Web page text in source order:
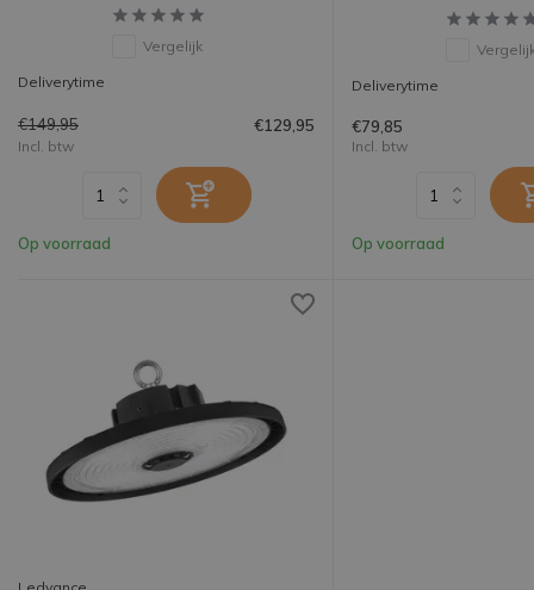
Vergelijk
Deliverytime
€149,95 €129,95
Incl. btw
Op voorraad
Deliverytime
€79,85
Incl. btw
Op voorraad